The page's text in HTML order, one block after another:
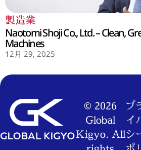
製造業
Naotomi Shoji Co., Ltd. – Clean,
Machines
12月 29, 2025
© 2026
Global
Kigyo. All
プ
イ
シ